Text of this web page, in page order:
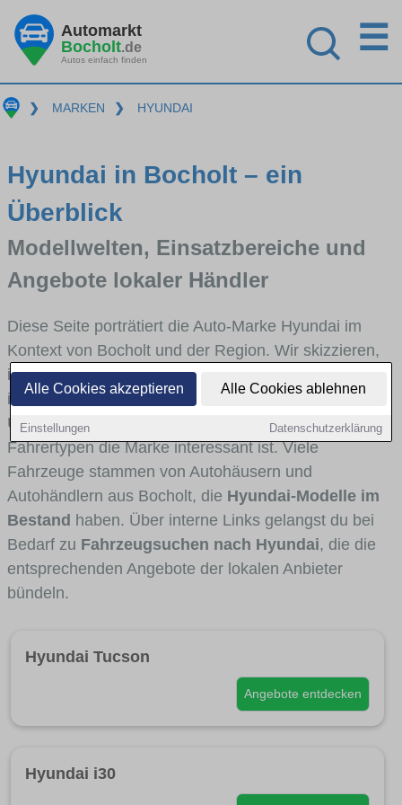
Alle Cookies akzeptieren Alle Cookies ablehnen
Einstellungen Datenschutzerklärung
Automarkt
Bocholt.de
Autos einfach finden
☰
❯ MARKEN ❯ HYUNDAI
Hyundai in Bocholt – ein
Überblick
Modellwelten, Einsatzbereiche und
Angebote lokaler Händler
Diese Seite porträtiert die Auto-Marke Hyundai im
Kontext von Bocholt und der Region. Wir skizzieren,
in welchen Fahrzeugklassen Hyundai stark vertreten
ist, welche Modellreihen häufig im Stadt- und
Umlandverkehr zu sehen sind und für welche
Fahrertypen die Marke interessant ist. Viele
Fahrzeuge stammen von Autohäusern und
Autohändlern aus Bocholt, die Hyundai-Modelle im
Bestand haben. Über interne Links gelangst du bei
Bedarf zu Fahrzeugsuchen nach Hyundai, die die
entsprechenden Angebote der lokalen Anbieter
bündeln.
Hyundai Tucson
Angebote entdecken
Hyundai i30